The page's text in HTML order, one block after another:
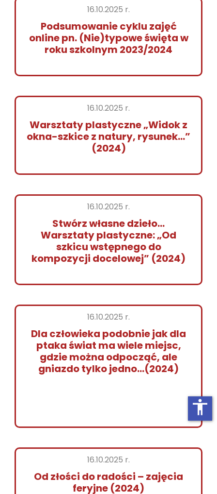
16.10.2025 r.
Podsumowanie cyklu zajęć
online pn. (Nie)typowe święta w
roku szkolnym 2023/2024
16.10.2025 r.
Warsztaty plastyczne „Widok z
okna-szkice z natury, rysunek…”
(2024)
16.10.2025 r.
Stwórz własne dzieło…
Warsztaty plastyczne: „Od
szkicu wstępnego do
kompozycji docelowej” (2024)
16.10.2025 r.
Dla człowieka podobnie jak dla
ptaka świat ma wiele miejsc,
gdzie można odpocząć, ale
gniazdo tylko jedno…(2024)
16.10.2025 r.
Od złości do radości – zajęcia
feryjne (2024)
accessibility